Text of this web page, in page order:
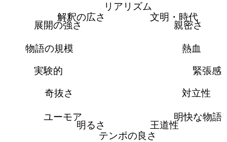
リアリズム
文明・時代
親密さ
熱血
緊張感
対立性
明快な物語
王道性
テンポの良さ
明るさ
ユーモア
奇抜さ
実験的
物語の規模
展開の強さ
解釈の広さ